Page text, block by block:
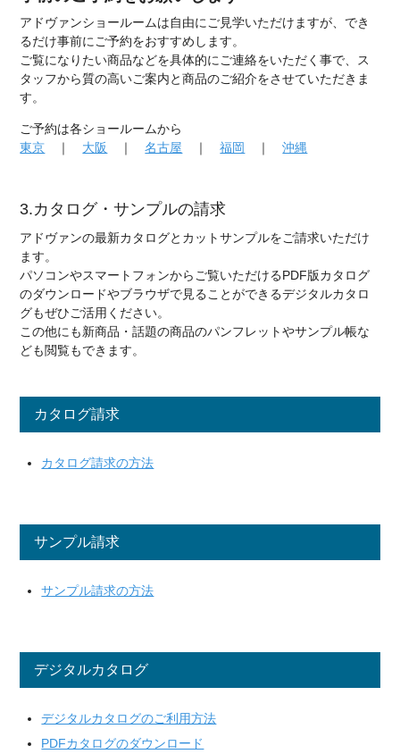
アドヴァンショールームは自由にご見学いただけますが、でき
るだけ事前にご予約をおすすめします。
ご覧になりたい商品などを具体的にご連絡をいただく事で、ス
タッフから質の高いご案内と商品のご紹介をさせていただきま
す。
ご予約は各ショールームから
東京 ｜ 大阪 ｜名古屋 ｜福岡 ｜沖縄
3.カタログ・サンプルの請求
アドヴァンの最新カタログとカットサンプルをご請求いただけ
ます。
パソコンやスマートフォンからご覧いただけるPDF版カタログ
のダウンロードやブラウザで見ることができるデジタルカタロ
グもぜひご活用ください。
この他にも新商品・話題の商品のパンフレットやサンプル帳な
ども閲覧もできます。
カタログ請求
カタログ請求の方法
サンプル請求
サンプル請求の方法
デジタルカタログ
デジタルカタログのご利用方法
PDFカタログのダウンロード